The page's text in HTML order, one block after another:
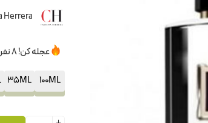
Herrera
عجله کن! 8 نفر این محصول رو به سبدخرید خودشون اضافه کردن.
100ML
35ML